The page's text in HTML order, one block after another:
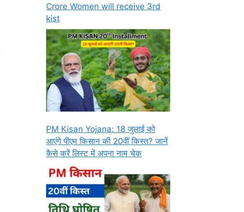
Crore Women will receive 3rd
kist
PM Kisan Yojana: 18 जुलाई को
आएंगे पीएम किसान की 20वीं किस्त? जानें
कैसे करें लिस्ट में अपना नाम चेक